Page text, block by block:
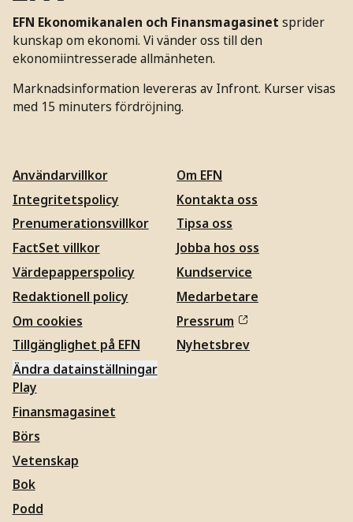
EFN Ekonomikanalen och Finansmagasinet sprider
kunskap om ekonomi. Vi vänder oss till den
ekonomiintresserade allmänheten.
Marknadsinformation levereras av Infront. Kurser visas
med 15 minuters fördröjning.
Användarvillkor
Integritetspolicy
Prenumerationsvillkor
FactSet villkor
Värdepapperspolicy
Redaktionell policy
Om cookies
Tillgänglighet på EFN
Ändra datainställningar
Om EFN
Kontakta oss
Tipsa oss
Jobba hos oss
Kundservice
Medarbetare
Pressrum
Nyhetsbrev
Play
Finansmagasinet
Börs
Vetenskap
Bok
Podd